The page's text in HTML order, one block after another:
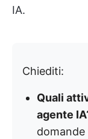
IA.
Chiediti:
Quali
agente